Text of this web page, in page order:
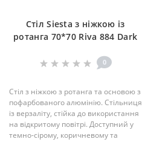
Стіл Siesta з ніжкою із
ротанга 70*70 Riva 884 Dark
0
Стіл з ніжкою з ротанга та основою з
пофарбованого алюмінію. Стільниця
із верзаліту, стійка до використання
на відкритому повітрі. Доступний у
темно-сірому, коричневому та